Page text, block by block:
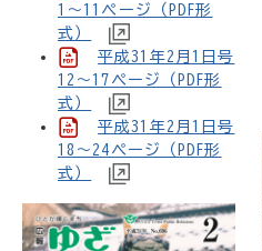
1～11ページ（PDF形
式）
平成31年2月1日号
12～17ページ（PDF形
式）
平成31年2月1日号
18～24ページ（PDF形
式）